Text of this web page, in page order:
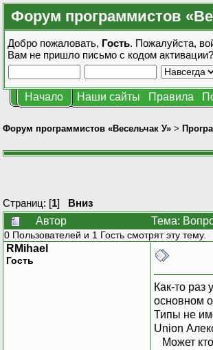
Форум программистов
Добро пожаловать, Гость. Пожалуйста,
Вам не пришло письмо с кодом активации?
Начало Наши сайты Правила
Форум программистов «Весельчак У» >
Страниц: [1] Вниз
Автор
Тема:
0 Пользователей и 1 Гость смотрят эту тему.
RMihael
Гость
Как-то
основном
Типы не
Union
Может